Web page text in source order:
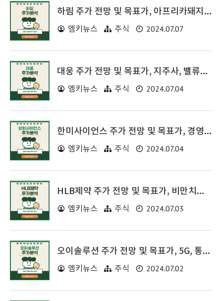
하림 주가 전망 및 목표가, 아프리카돼지열병, 올림픽 수혜주
엠키뉴스 주식 2024.07.07
대웅 주가 전망 및 목표가, 지주사, 밸류업 관련주
엠키뉴스 주식 2024.07.04
한미사이언스 주가 전망 및 목표가, 경영권 분쟁, 시간외 상한가 이유
엠키뉴스 주식 2024.07.04
HLB제약 주가 전망 및 목표가, 비만치료제, 치매 관련주
엠키뉴스 주식 2024.07.03
오이솔루션 주가 전망 및 목표가, 5G, 통신장비 관련주
엠키뉴스 주식 2024.07.02